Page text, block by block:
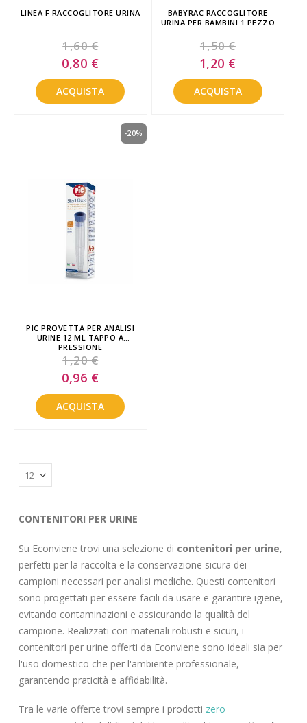
LINEA F RACCOGLITORE URINA
1,60 €
Special
Price
0,80 €
ACQUISTA
BABYRAC RACCOGLITORE
URINA PER BAMBINI 1 PEZZO
1,50 €
Special
Price
1,20 €
ACQUISTA
PIC PROVETTA PER ANALISI
URINE 12 ML TAPPO A
PRESSIONE
1,20 €
-20%
Special
Price
0,96 €
ACQUISTA
CONTENITORI PER URINE
Su Econviene trovi una selezione di contenitori per urine,
perfetti per la raccolta e la conservazione sicura dei
campioni necessari per analisi mediche. Questi contenitori
sono progettati per essere facili da usare e garantire igiene,
evitando contaminazioni e assicurando la qualità del
campione. Realizzati con materiali robusti e sicuri, i
contenitori per urine offerti da Econviene sono ideali sia per
l'uso domestico che per l'ambiente professionale,
garantendo praticità e affidabilità.
Tra le varie offerte trovi sempre i prodotti zero